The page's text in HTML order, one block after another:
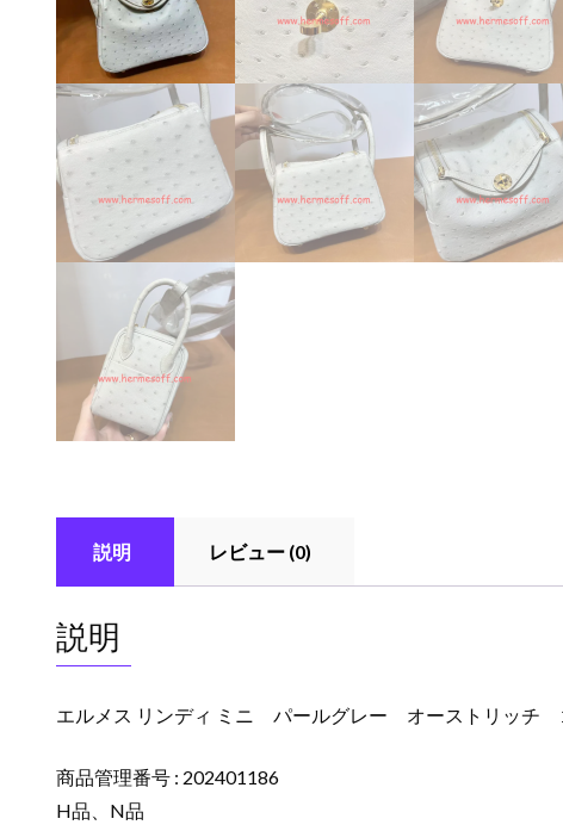
説明 レビュー (0)
説明
エルメス リンディ ミニ パールグレー オーストリッチ
商品管理番号 : 202401186
H品、N品